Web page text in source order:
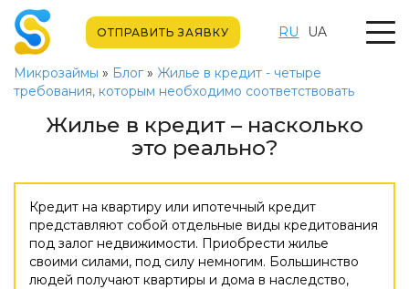
ОТПРАВИТЬ ЗАЯВКУ RU UA
Микрозаймы » Блог» Жилье в кредит - четыре
требования, которым необходимо соответствовать
Жилье в кредит – насколько
это реально?
Кредит на квартиру или ипотечный кредит
представляют собой отдельные виды кредитования
под залог недвижимости. Приобрести жилье
своими силами, под силу немногим. Большинство
людей получают квартиры и дома в наследство,